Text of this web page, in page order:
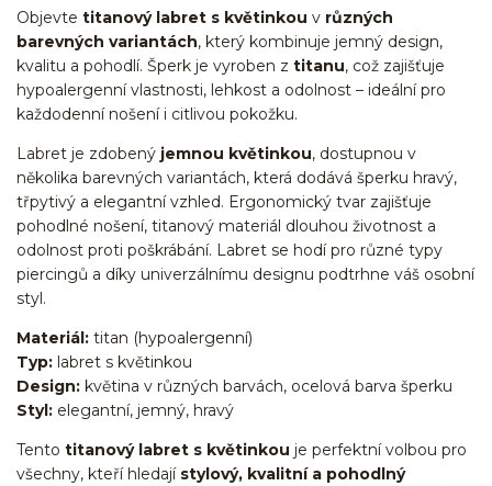
Objevte titanový labret s květinkou v různých
barevných variantách, který kombinuje jemný design,
kvalitu a pohodlí. Šperk je vyroben z titanu, což zajišťuje
hypoalergenní vlastnosti, lehkost a odolnost – ideální pro
každodenní nošení i citlivou pokožku.
Labret je zdobený jemnou květinkou, dostupnou v
několika barevných variantách, která dodává šperku hravý,
třpytivý a elegantní vzhled. Ergonomický tvar zajišťuje
pohodlné nošení, titanový materiál dlouhou životnost a
odolnost proti poškrábání. Labret se hodí pro různé typy
piercingů a díky univerzálnímu designu podtrhne váš osobní
styl.
Materiál: titan (hypoalergenní)
Typ: labret s květinkou
Design: květina v různých barvách, ocelová barva šperku
Styl: elegantní, jemný, hravý
Tento titanový labret s květinkou je perfektní volbou pro
všechny, kteří hledají stylový, kvalitní a pohodlný